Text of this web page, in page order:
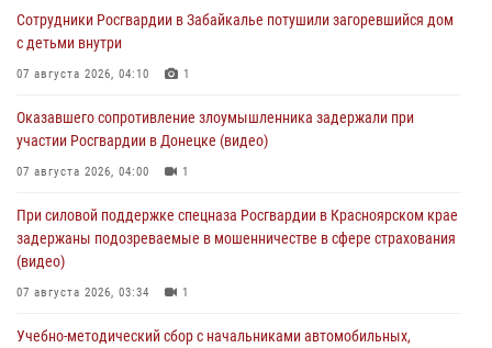
Сотрудники Росгвардии в Забайкалье потушили загоревшийся дом
с детьми внутри
07 августа 2026, 04:10 1
Оказавшего сопротивление злоумышленника задержали при
участии Росгвардии в Донецке (видео)
07 августа 2026, 04:00 1
При силовой поддержке спецназа Росгвардии в Красноярском крае
задержаны подозреваемые в мошенничестве в сфере страхования
(видео)
07 августа 2026, 03:34 1
Учебно-методический сбор с начальниками автомобильных,